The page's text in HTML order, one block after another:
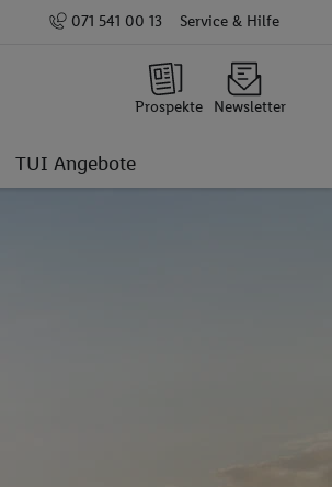
071 541 00 13 Service & Hilfe
Prospekte Newsletter
TUI Angebote